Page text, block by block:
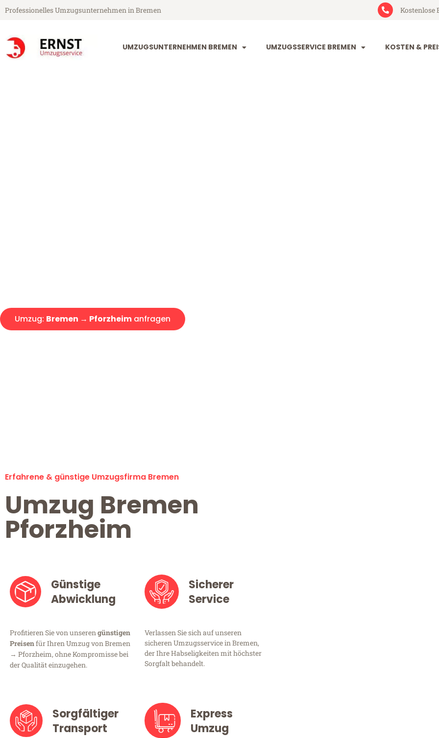
Professionelles Umzugsunternehmen in Bremen Kostenlose
UMZUGSUNTERNEHMEN BREMEN UMZUGSSERVICE BREMEN KOSTEN &
Umzug: Bremen → Pforzheim anfragen
Erfahrene & günstige Umzugsfirma Bremen
Umzug Bremen
Pforzheim
Günstige
Abwicklung
Profitieren Sie von unserengünstigen
Preisenfür Ihren Umzug von Bremen
→ Pforzheim, ohne Kompromisse bei
der Qualität einzugehen.
Sicherer
Service
Verlassen Sie sich auf unseren
sicheren Umzugsservice in Bremen,
der Ihre Habseligkeiten mit höchster
Sorgfalt behandelt.
Sorgfältiger
Transport
Express
Umzug